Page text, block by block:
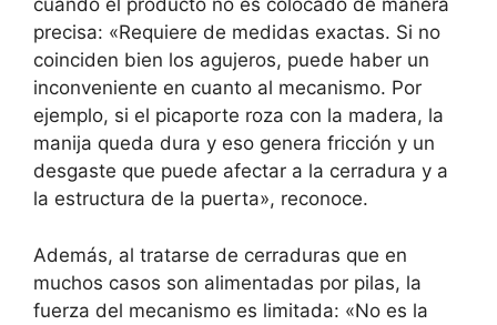
cuando el producto no es colocado de manera
precisa: «Requiere de medidas exactas. Si no
coinciden bien los agujeros, puede haber un
inconveniente en cuanto al mecanismo. Por
ejemplo, si el picaporte roza con la madera, la
manija queda dura y eso genera fricción y un
desgaste que puede afectar a la cerradura y a
la estructura de la puerta», reconoce.
Además, al tratarse de cerraduras que en
muchos casos son alimentadas por pilas, la
fuerza del mecanismo es limitada: «No es la